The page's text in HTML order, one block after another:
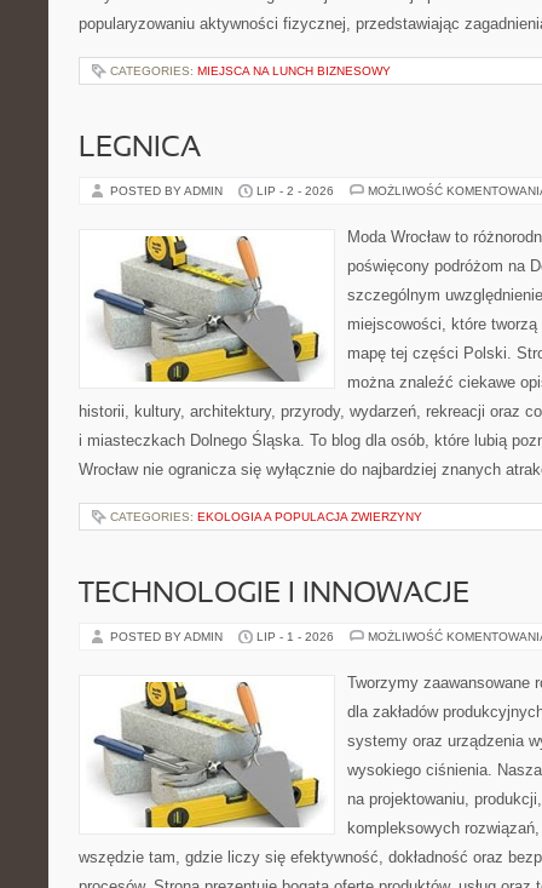
popularyzowaniu aktywności fizycznej, przedstawiając
CATEGORIES: MIEJSCA NA LUNCH BIZNESOWY
LEGNICA
POSTED BY ADMIN LIP - 2 - 2026 MOŻLIWOŚĆ
Moda Wrocław to
poświęcony podróżom na
szczególnym
miejscowości, które
mapę tej części Polski.
można znaleźć ciekawe
historii, kultury, architektury, przyrody, wydarzeń, rekreacji oraz
i miasteczkach Dolnego Śląska. To blog dla osób, które lubią
Wrocław nie ogranicza się wyłącznie do najbardziej znanych
CATEGORIES: EKOLOGIA A POPULACJA ZWIERZYNY
TECHNOLOGIE I INNOWACJE
POSTED BY ADMIN LIP - 1 - 2026 MOŻLIWOŚĆ
Tworzymy zaawansowane
dla zakładów
systemy oraz urządzenia
wysokiego ciśnienia.
na projektowaniu,
kompleksowych
wszędzie tam, gdzie liczy się efektywność, dokładność oraz